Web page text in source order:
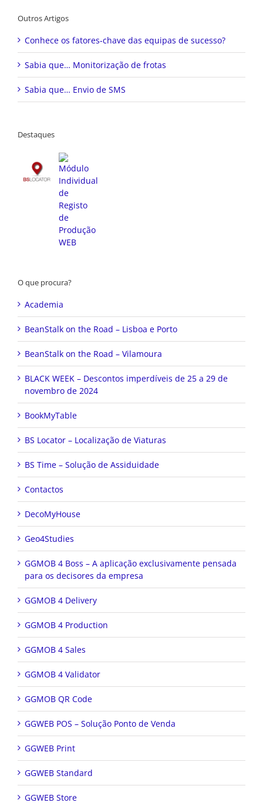
Outros Artigos
Conhece os fatores-chave das equipas de sucesso?
Sabia que… Monitorização de frotas
Sabia que… Envio de SMS
Destaques
O que procura?
Academia
BeanStalk on the Road – Lisboa e Porto
BeanStalk on the Road – Vilamoura
BLACK WEEK – Descontos imperdíveis de 25 a 29 de
novembro de 2024
BookMyTable
BS Locator – Localização de Viaturas
BS Time – Solução de Assiduidade
Contactos
DecoMyHouse
Geo4Studies
GGMOB 4 Boss – A aplicação exclusivamente pensada
para os decisores da empresa
GGMOB 4 Delivery
GGMOB 4 Production
GGMOB 4 Sales
GGMOB 4 Validator
GGMOB QR Code
GGWEB POS – Solução Ponto de Venda
GGWEB Print
GGWEB Standard
GGWEB Store